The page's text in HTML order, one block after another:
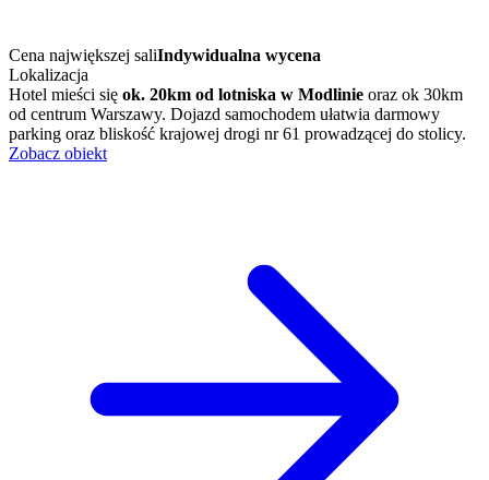
Cena największej saliIndywidualna wycena
Lokalizacja
Hotel mieści się ok. 20km od lotniska w Modlinie oraz ok 30km
od centrum Warszawy. Dojazd samochodem ułatwia darmowy
parking oraz bliskość krajowej drogi nr 61 prowadzącej do stolicy.
Zobacz obiekt